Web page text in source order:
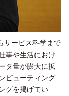
サービス科学まで
事や生活におけ
タ量が膨大に拡
ピューティング
グを掲げてい